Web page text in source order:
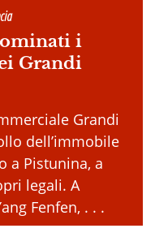
i
Grandi
Grandi
dell’immobile
a Pistunina, a
legali. A
Fenfen, . . .